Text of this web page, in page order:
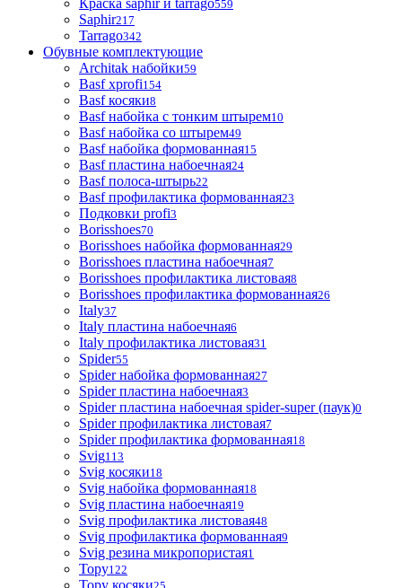
Краска saphir и tarrago559
Saphir217
Tarrago342
Обувные комплектующие
Architak набойки59
Basf xprofi154
Basf косяки8
Basf набойка с тонким штырем10
Basf набойка со штырем49
Basf набойка формованная15
Basf пластина набоечная24
Basf полоса-штырь22
Basf профилактика формованная23
Подковки profi3
Borisshoes70
Borisshoes набойка формованная29
Borisshoes пластина набоечная7
Borisshoes профилактика листовая8
Borisshoes профилактика формованная26
Italy37
Italy пластина набоечная6
Italy профилактика листовая31
Spider55
Spider набойка формованная27
Spider пластина набоечная3
Spider пластина набоечная spider-super (паук)0
Spider профилактика листовая7
Spider профилактика формованная18
Svig113
Svig косяки18
Svig набойка формованная18
Svig пластина набоечная19
Svig профилактика листовая48
Svig профилактика формованная9
Svig резина микропористая1
Topy122
Topy косяки